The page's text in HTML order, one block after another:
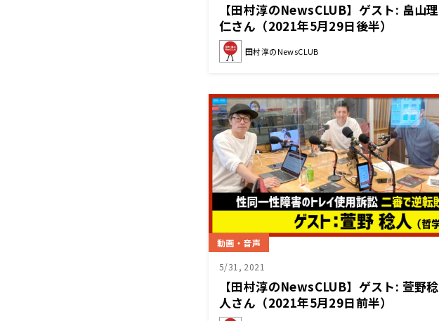
【田村淳のNewsCLUB】ゲスト: 畠山理
仁さん（2021年5月29日後半）
田村淳のNewsCLUB
動画・音声
5/31, 2021
【田村淳のNewsCLUB】ゲスト: 萱野稔
人さん（2021年5月29日前半）